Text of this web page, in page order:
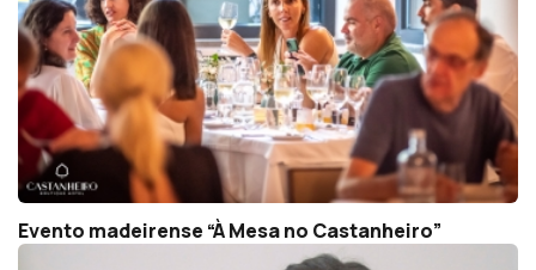
Evento madeirense “À Mesa no Castanheiro”